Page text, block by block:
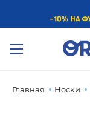
Главная Носки